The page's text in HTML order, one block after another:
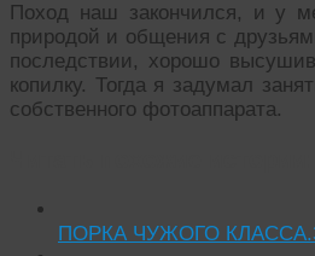
Поход наш закончился, и у
природой и общения с
последствии, хорошо
копилку. Тогда я задумал
собственного фотоаппарата.
ПОРКА ЧУЖОГО